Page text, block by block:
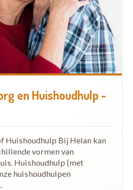
en Huishoudhulp -
Huishoudhulp Bij Helan kan
vormen van
Huishoudhulp (met
huishoudhulpen